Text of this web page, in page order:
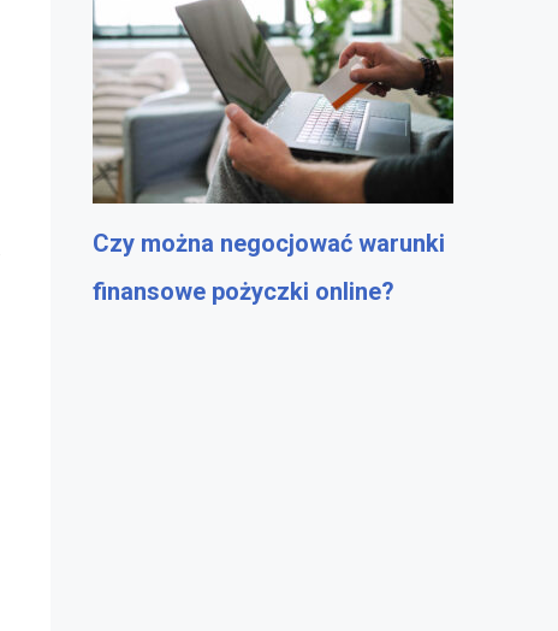
Czy można negocjować warunki
finansowe pożyczki online?